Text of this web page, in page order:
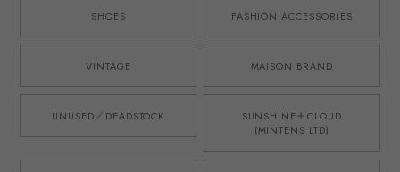
SHOES FASHION ACCESSORIES
VINTAGE MAISON BRAND
UNUSED／DEADSTOCK
SUNSHINE＋CLOUD
(MINTENS LTD)